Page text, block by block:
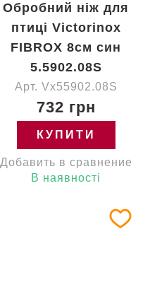
Обробний ніж для
птиці Victorinox
FIBROX 8см син
5.5902.08S
Арт. Vx55902.08S
732 грн
КУПИТИ
Добавить в сравнение
В наявності